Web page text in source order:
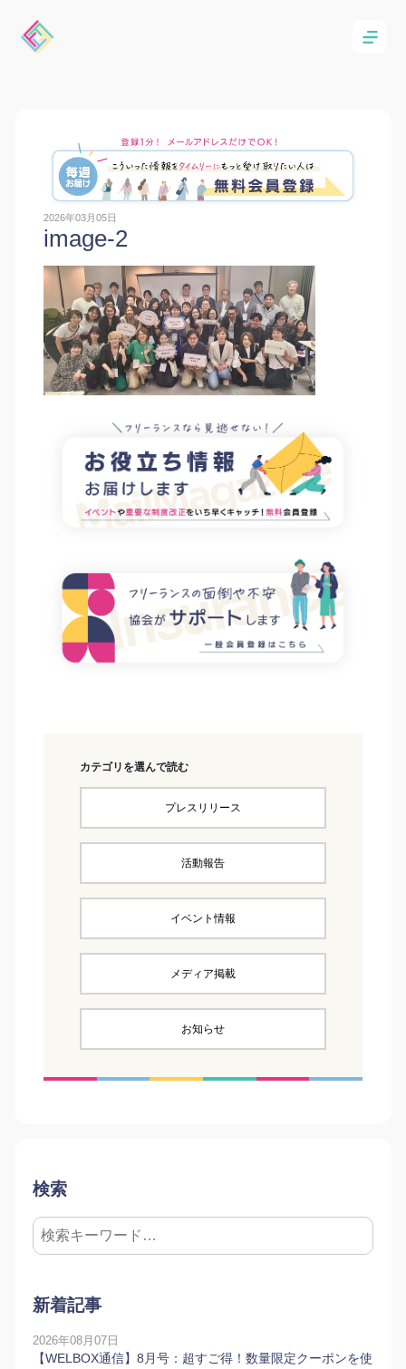
2026年03月05日
image-2
カテゴリを選んで読む
プレスリリース
活動報告
イベント情報
メディア掲載
お知らせ
検索
新着記事
2026年08月07日
【WELBOX通信】8月号：超すご得！数量限定クーポンを使